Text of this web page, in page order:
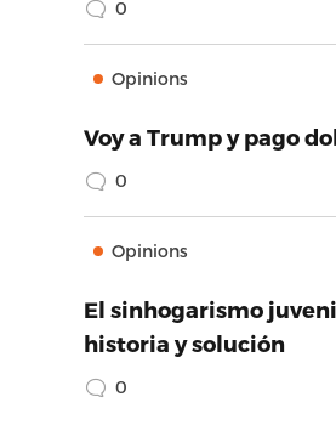
0
Opinions
Voy a Trump y pago
0
Opinions
El sinhogarismo
historia y solución
0